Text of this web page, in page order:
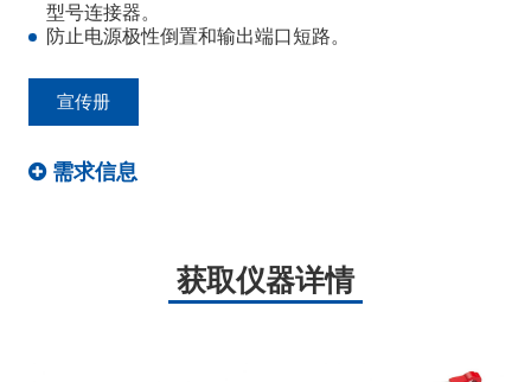
型号连接器。
防止电源极性倒置和输出端口短路。
宣传册
需求信息
获取仪器详情